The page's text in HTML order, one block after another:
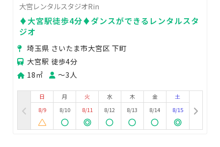
大宮レンタルスタジオRin
♦︎大宮駅徒歩4分♦︎ダンスができるレンタルスタ
ジオ
埼玉県 さいたま市大宮区 下町
大宮駅 徒歩4分
18㎡
〜3人
日
8/9
月
8/10
火
8/11
水
8/12
木
8/13
金
8/14
土
8/15